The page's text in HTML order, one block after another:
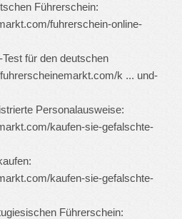
Führerschein:
fuhrerschein-online-
für den deutschen
k ... und-
Personalausweise:
kaufen-sie-gefalschte-
kaufen-sie-gefalschte-
Führerschein: